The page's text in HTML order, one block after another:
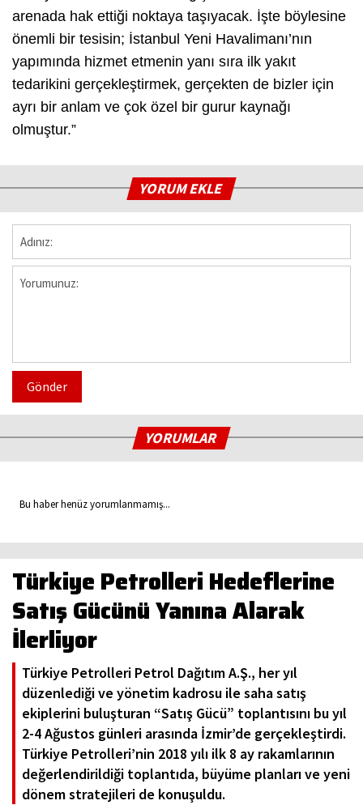
arenada hak ettiği noktaya taşıyacak. İşte böylesine
önemli bir tesisin; İstanbul Yeni Havalimanı’nın
yapımında hizmet etmenin yanı sıra ilk yakıt
tedarikini gerçekleştirmek, gerçekten de bizler için
ayrı bir anlam ve çok özel bir gurur kaynağı
olmuştur.”
YORUM EKLE
Gönder
YORUMLAR
Bu haber henüz yorumlanmamış...
Türkiye Petrolleri Hedeflerine
Satış Gücünü Yanına Alarak
İlerliyor
Türkiye Petrolleri Petrol Dağıtım A.Ş., her yıl
düzenlediği ve yönetim kadrosu ile saha satış
ekiplerini buluşturan “Satış Gücü” toplantısını bu yıl
2-4 Ağustos günleri arasında İzmir’de gerçekleştirdi.
Türkiye Petrolleri’nin 2018 yılı ilk 8 ay rakamlarının
değerlendirildiği toplantıda, büyüme planları ve yeni
dönem stratejileri de konuşuldu.